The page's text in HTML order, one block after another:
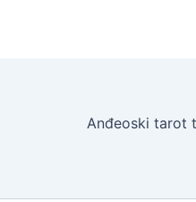
Anđeoski tarot